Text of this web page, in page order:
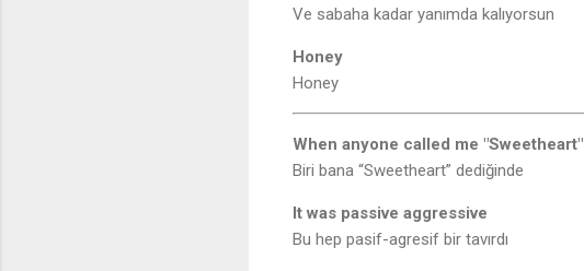
Ve sabaha kadar yanımda kalıyorsun
Honey
Honey
When anyone called me "Sweetheart"
Biri bana “Sweetheart” dediğinde
It was passive aggressive
Bu hep pasif-agresif bir tavırdı